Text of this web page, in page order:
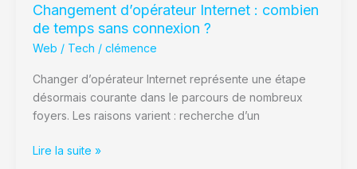
Changement d’opérateur Internet : combien
de temps sans connexion ?
Web / Tech / clémence
Changer d’opérateur Internet représente une étape
désormais courante dans le parcours de nombreux
foyers. Les raisons varient : recherche d’un
Lire la suite »